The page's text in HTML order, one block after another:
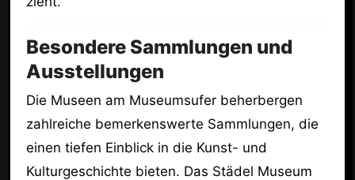
Besondere Sammlungen und
Ausstellungen
Die Museen am Museumsufer beherbergen
zahlreiche bemerkenswerte Sammlungen, die
einen tiefen Einblick in die Kunst- und
Kulturgeschichte bieten. Das Städel Museum